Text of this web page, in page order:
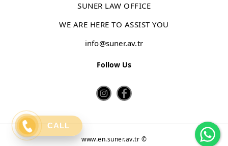
CALL
SUNER LAW OFFICE
WE ARE HERE TO ASSIST YOU
info@suner.av.tr
Follow Us
www.en.suner.av.tr ©